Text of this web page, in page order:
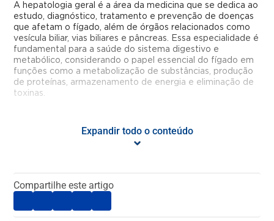
A hepatologia geral é a área da medicina que se dedica ao
estudo, diagnóstico, tratamento e prevenção de doenças
que afetam o fígado, além de órgãos relacionados como
vesícula biliar, vias biliares e pâncreas. Essa especialidade é
fundamental para a saúde do sistema digestivo e
metabólico, considerando o papel essencial do fígado em
funções como a metabolização de substâncias, produção
de proteínas, armazenamento de energia e eliminação de
toxinas.
O que faz a hepatologia geral?
acompanhar a saúde do fígado e diagnosticar doenças que
comprometem o bom funcionamento desse órgão. A
hepatologia também atua na prevenção de complicações
como hepatites virais e cirrose, e na orientação sobre
Expandir todo o conteúdo
Compartilhe este artigo